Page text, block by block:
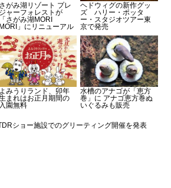
さがみ湖リゾート プレ
ジャーフォレストが
「さがみ湖MORI
MORI」にリニューアル
ヘドウィグの新作グッ
ズ ハリー・ポッタ
ー・スタジオツアー東
京で発売
よみうりランド、卯年
まれはお正月期間の
入園無料
水槽のアナゴが「恵方
巻」に アナゴ恵方巻ぬ
いぐるみも販売
ショー施設でのグリーティング開催を発表